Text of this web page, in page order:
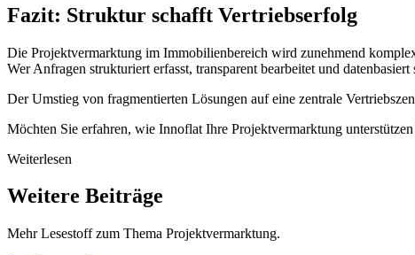
Fazit: Struktur schafft Vertriebserfolg
Die Projektvermarktung im Immobilienbereich wird zunehmend
Wer Anfragen strukturiert erfasst, transparent bearbeitet und
Der Umstieg von fragmentierten Lösungen auf eine zentrale
Möchten Sie erfahren, wie Innoflat Ihre Projektvermarktung
Weiterlesen
Weitere Beiträge
Mehr Lesestoff zum Thema Projektvermarktung.